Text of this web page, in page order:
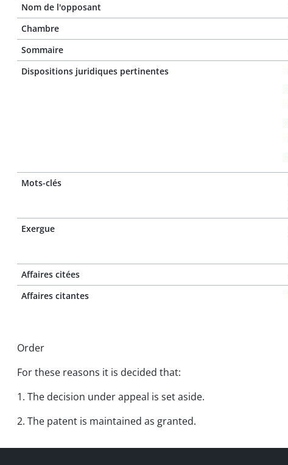
Nom de l'opposant
Chambre
Sommaire
Dispositions juridiques pertinentes
Mots-clés
Exergue
Affaires citées
Affaires citantes
Order
For these reasons it is decided that:
1. The decision under appeal is set aside.
2. The patent is maintained as granted.